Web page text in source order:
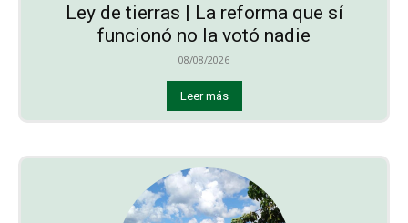
Ley de tierras | La reforma que sí
funcionó no la votó nadie
08/08/2026
Leer más